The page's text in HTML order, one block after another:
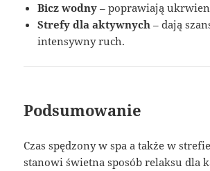
Bicz wodny – poprawiają
Strefy dla aktywnych – dają
intensywny ruch.
Podsumowanie
Czas spędzony w spa a także w
stanowi świetna sposób relaksu dla